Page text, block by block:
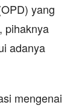
yang
pihaknya
adanya
mengenai